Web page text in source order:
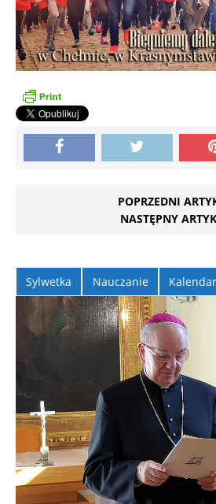
POPRZEDNI
NASTĘPNY
Sylwetka Nauczanie